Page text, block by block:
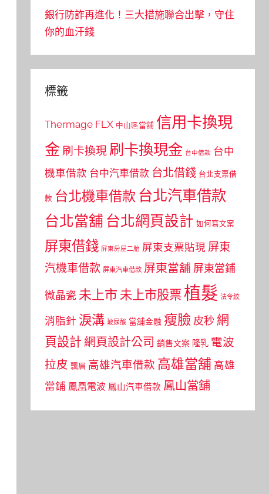
銀行防詐再進化！三大措施聯合出擊，守住
你的血汗錢
標籤
Thermage FLX 中山區當舖 信用卡換現
金 刷卡換現 刷卡換現金 台中借款 台中
機車借款 台中汽車借款 台北借錢 台北支票借
款 台北機車借款 台北汽車借款
台北當舖 台北網頁設計 如何寫文案
屏東借錢 屏東房屋二胎 屏東支票貼現 屏東
汽機車借款 屏東汽車借款 屏東當舖 屏東當鋪
微晶瓷 未上市 未上市股票植髮 法令紋
消脂針 淚溝 玻尿酸 當舖金融 瘦臉 皮秒 網
頁設計 網頁設計公司 銷售文案 隆乳 電波
拉皮 飄眉 高雄汽車借款 高雄當舖 高雄
當鋪 鳳凰電波 鳳山汽車借款 鳳山當舖